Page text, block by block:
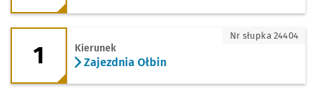
1 - kierunek Zajezdnia Ołbin
1 Kierunek
Zajezdnia Ołbin
Nr słupka 24404